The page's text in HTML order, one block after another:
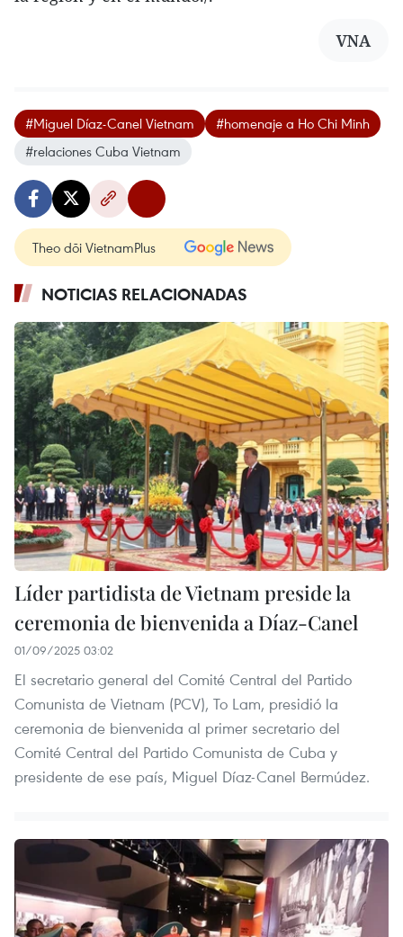
VNA
#Miguel Díaz-Canel Vietnam
#homenaje a Ho Chi Minh
#relaciones Cuba Vietnam
Theo dõi VietnamPlus
NOTICIAS RELACIONADAS
Líder partidista de Vietnam preside la
ceremonia de bienvenida a Díaz-Canel
01/09/2025 03:02
El secretario general del Comité Central del Partido
Comunista de Vietnam (PCV), To Lam, presidió la
ceremonia de bienvenida al primer secretario del
Comité Central del Partido Comunista de Cuba y
presidente de ese país, Miguel Díaz-Canel Bermúdez.